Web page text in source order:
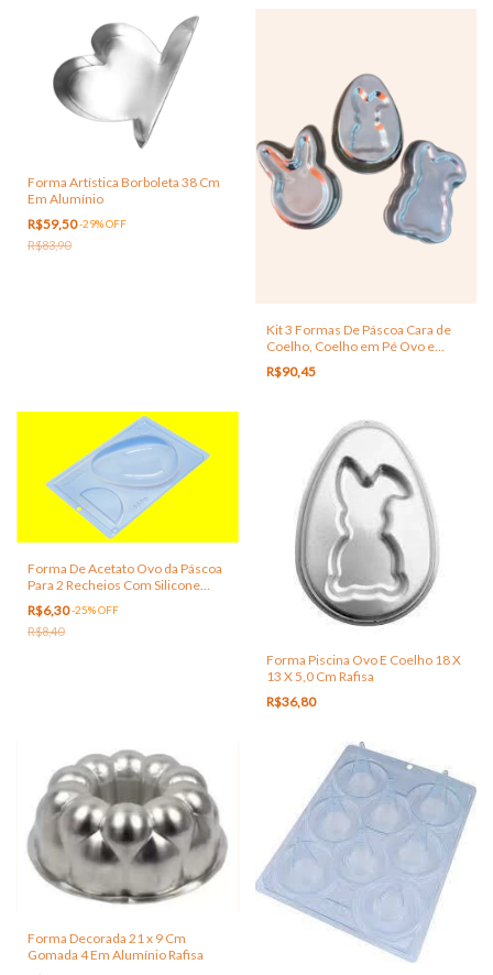
Forma Artística Borboleta 38 Cm
Em Alumínio
R$59,50-29%OFF
R$83,90
Kit 3 Formas De Páscoa Cara de
Coelho, Coelho em Pé Ovo e
Coelho
R$90,45
Forma De Acetato Ovo da Páscoa
Para 2 Recheios Com Silicone
Porto Formas
R$6,30-25%OFF
R$8,40
Forma Piscina Ovo E Coelho 18 X
13 X 5,0 Cm Rafisa
R$36,80
Forma Decorada 21 x 9 Cm
Gomada 4 Em Alumínio Rafisa